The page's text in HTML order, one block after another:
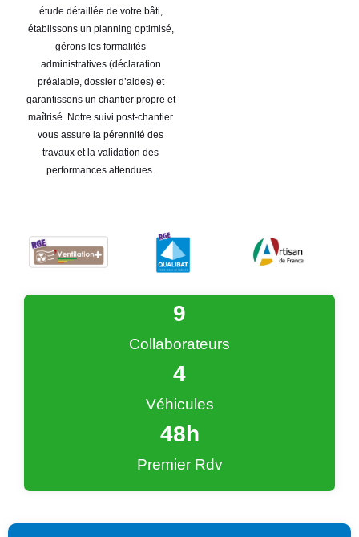
étude détaillée de votre bâti,
établissons un planning optimisé,
gérons les formalités
administratives (déclaration
préalable, dossier d’aides) et
garantissons un chantier propre et
maîtrisé. Notre suivi post-chantier
vous assure la pérennité des
travaux et la validation des
performances attendues.
Collaborateurs
9
Véhicules
4
Premier Rdv
48h